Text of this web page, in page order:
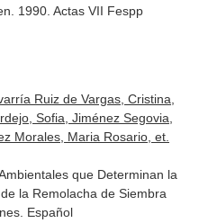
1990. Actas VII Fespp
Ruiz de Vargas, Cristina,
Sofia, Jiménez Segovia,
Morales, Maria Rosario, et.
que Determinan la
la Remolacha de Siembra
Español